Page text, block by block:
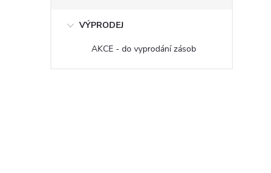
VÝPRODEJ
AKCE - do vyprodání zásob